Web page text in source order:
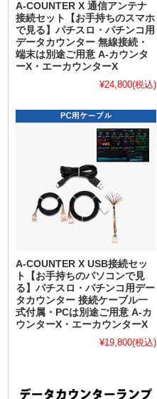
A-COUNTER X 通信アンテナ
接続セット【お手持ちのスマホ
で見る】パチスロ・パチンコ用
データカウンター 無線接続・
端末は別途ご用意 A-カウンタ
ーX・エーカウンターX
¥24,800(税込)
A-COUNTER X USB接続セッ
ト【お手持ちのパソコンで見
る】パチスロ・パチンコ用デー
タカウンター 接続ケーブル一
式付属・PCは別途ご用意 A-カ
ウンターX・エーカウンターX
¥19,800(税込)